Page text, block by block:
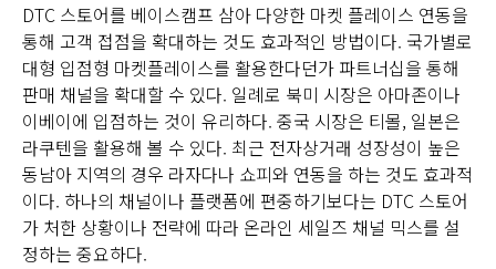
DTC 스토어를 베이스캠프 삼아 다양한 마켓 플레이스 연동을
통해 고객 접점을 확대하는 것도 효과적인 방법이다. 국가별로
대형 입점형 마켓플레이스를 활용한다던가 파트너십을 통해
판매 채널을 확대할 수 있다. 일례로 북미 시장은 아마존이나
이베이에 입점하는 것이 유리하다. 중국 시장은 티몰, 일본은
라쿠텐을 활용해 볼 수 있다. 최근 전자상거래 성장성이 높은
동남아 지역의 경우 라자다나 쇼피와 연동을 하는 것도 효과적
이다. 하나의 채널이나 플랫폼에 편중하기보다는 DTC 스토어
가 처한 상황이나 전략에 따라 온라인 세일즈 채널 믹스를 설
정하는 중요하다.